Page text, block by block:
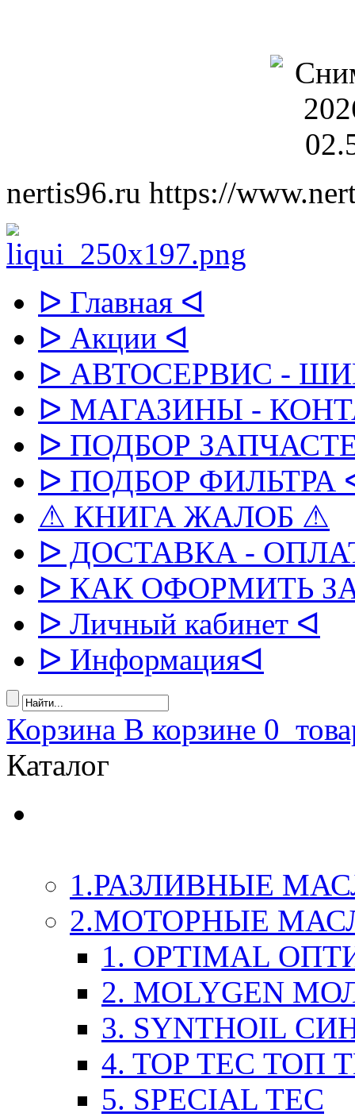
nertis96.ru https://
ᐅ Главная ᐊ
ᐅ Акции ᐊ
ᐅ АВТОСЕРВИС -
ᐅ МАГАЗИНЫ -
ᐅ ПОДБОР
ᐅ ПОДБОР ФИЛЬТРА
⚠ КНИГА ЖАЛОБ ⚠
ᐅ ДОСТАВКА -
ᐅ КАК ОФОРМИТЬ
ᐅ Личный кабинет ᐊ
ᐅ Информацияᐊ
Корзина В корзине 0
Каталог
1.РАЗЛИВНЫЕ
2.МОТОРНЫЕ
1. OPTIMAL
2. MOLYGEN
3. SYNTHOIL
4. TOP TEC ТОП
5. SPECIAL TEC